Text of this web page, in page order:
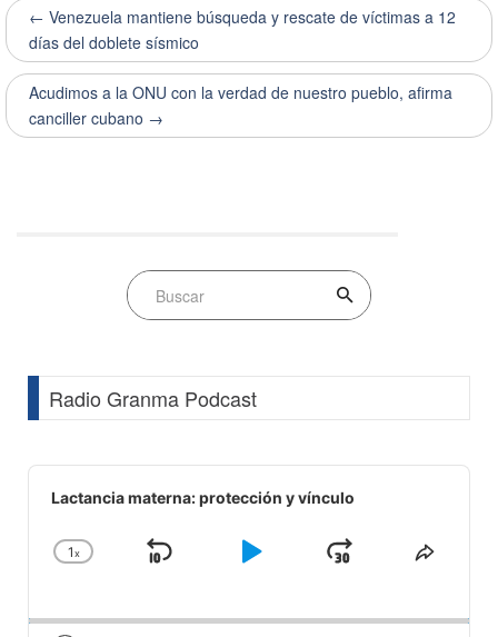
← Venezuela mantiene búsqueda y rescate de víctimas a 12
días del doblete sísmico
Acudimos a la ONU con la verdad de nuestro pueblo, afirma
canciller cubano →
Radio Granma Podcast
Audio
Player
Lactancia materna: protección y vínculo
Change
1x
Skip
Play
JumpShare